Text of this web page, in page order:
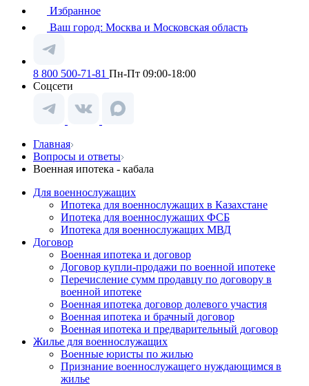
Избранное
Ваш город: Москва и Московская область
8 800 500-71-81 Пн-Пт 09:00-18:00
Соцсети
Главная
Вопросы и ответы
Военная ипотека - кабала
Для военнослужащих
Ипотека для военнослужащих в Казахстане
Ипотека для военнослужащих ФСБ
Ипотека для военнослужащих МВД
Договор
Военная ипотека и договор
Договор купли-продажи по военной ипотеке
Перечисление сумм продавцу по договору в
военной ипотеке
Военная ипотека договор долевого участия
Военная ипотека и брачный договор
Военная ипотека и предварительный договор
Жилье для военнослужащих
Военные юристы по жилью
Признание военнослужащего нуждающимся в
жилье